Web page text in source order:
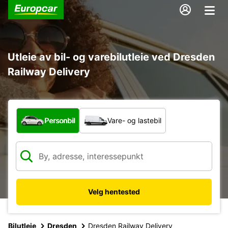
Utleie av bil- og varebilutleie ved Dresden
Railway Delivery
Hvilken type bil?
Personbil Vare- og lastebil
Velg hentested
Bilutleie Dresden Dresden Railway Delivery